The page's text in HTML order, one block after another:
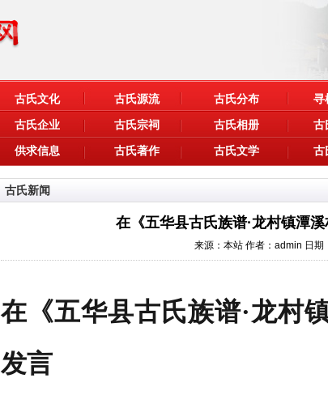
古氏文化 古氏源流 古氏分布 寻
古氏企业 古氏宗祠 古氏相册 古
供求信息 古氏著作 古氏文学 古
古氏新闻
在《五华县古氏族谱·龙村镇潭
来源：本站 作者：admin 日期
在《五华县古氏族谱·龙村
发言